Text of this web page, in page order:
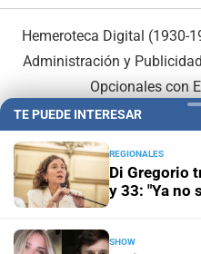
Hemeroteca Digital (1930-
Administración y Publicidad
Opcionales con
TE PUEDE INTERESAR
REGIONALES
Di Gregorio
y 33: "Ya no
SHOW